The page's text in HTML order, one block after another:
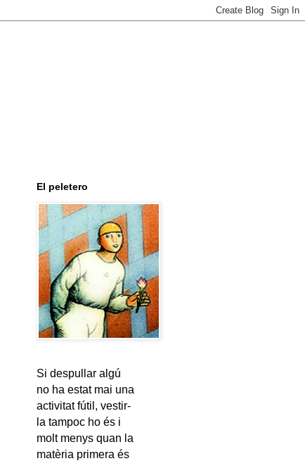
El peletero
Si despullar algú
no ha estat mai una
activitat fútil, vestir-
la tampoc ho és i
molt menys quan la
matèria primera és